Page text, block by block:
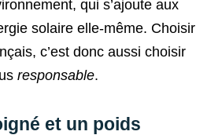
qui s’ajoute aux
solaire elle-même. Choisir
c’est donc aussi choisir
responsable.
et un poids